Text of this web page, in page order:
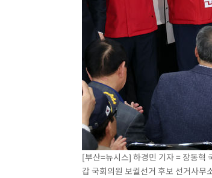
'월드컵 탈락 후폭풍' 축구협회…초유의
서울 낮 37.9도, 올여름 최고치 경신…
[속보]종합특검, 대검 추가 압수수색…내
[속보]코스닥, 800p 회복…0.26% 오른
[속보]코스피, 301.88포인트(4.58%)
[속보]원·달러 환율, 0.7원 내린 1423.8
"여기 떨어졌다"…다누리, 스페이스X 로
손흥민, 5경기 연속골 실패…LAFC는 승부차
내일까지 39도 '펄펄'…기상청 "태풍 지나
[부산=뉴시스] 하경민 기자 = 장동혁
갑 국회의원 보궐선거 후보 선거사